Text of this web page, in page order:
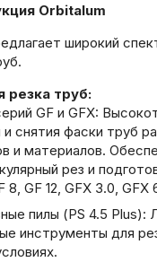
Orbitalum
широкий
резка труб:
GF и GFX:
и снятия фаски труб
и материалов.
рез и
8, GF 12, GFX 3.0, GFX
пилы (PS 4.5 Plus):
инструменты для